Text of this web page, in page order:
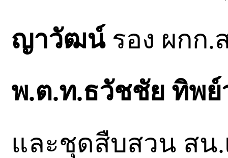
ญาวัฒน์รอง ผกก.
พ.ต.ท.ธวัชชัย ทิพย์
และชุดสืบสวน สน